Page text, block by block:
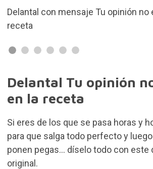
Delantal con mensaje Tu opinión no
receta